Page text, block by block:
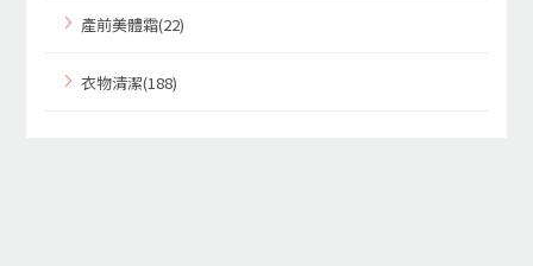
產前美體霜(22)
衣物清潔(188)